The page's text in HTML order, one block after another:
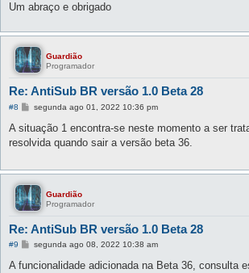
Um abraço e obrigado
Guardião
Programador
Re: AntiSub BR versão 1.0 Beta 28
#8
M
n
a
m
segunda ago 01, 2022 10:36 pm
A situação 1 encontra-se neste momento a ser
resolvida quando sair a versão beta 36.
Guardião
Programador
Re: AntiSub BR versão 1.0 Beta 28
#9
M
n
segunda ago 08, 2022 10:38 am
A funcionalidade adicionada na Beta 36, consulta